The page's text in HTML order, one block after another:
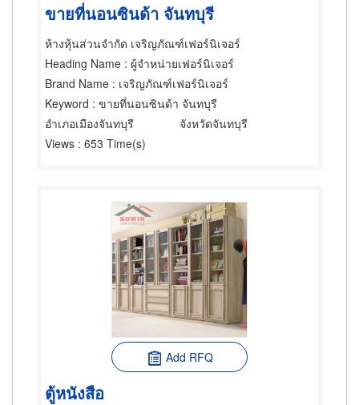
ขายที่นอนซินด้า จันทบุรี
ห้างหุ้นส่วนจำกัด เจริญภัณฑ์เฟอร์นิเจอร์
Heading Name : ผู้จำหน่ายเฟอร์นิเจอร์
Brand Name : เจริญภัณฑ์เฟอร์นิเจอร์
Keyword : ขายที่นอนซินด้า จันทบุรี
อำเภอเมืองจันทบุรี
จังหวัดจันทบุรี
Views : 653 Time(s)
Add RFQ
ตู้หนังสือ